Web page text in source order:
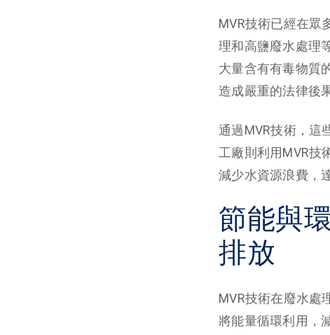
MVR技術已經在眾
理和高鹽廢水處理
大量含有有毒物質
造成嚴重的法律後果
通過MVR技術，這
工廠則利用MVR技
減少水資源浪費，
節能與
排放
MVR技術在廢水處
將能量循環利用，